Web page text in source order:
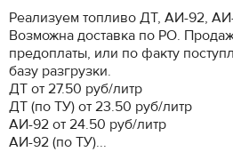
Реализуем топливо ДТ, АИ-92,
Возможна доставка по РО.
предоплаты, или по факту
базу разгрузки.
ДТ от 27.50 руб/литр
ДТ (по ТУ) от 23.50 руб/литр
АИ-92 от 24.50 руб/литр
АИ-92 (по ТУ)...